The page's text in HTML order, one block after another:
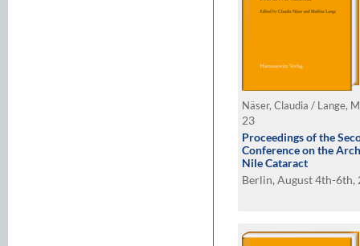
Näser, Claudia / Lange,
23
Proceedings of the
Conference on the
Nile Cataract
Berlin, August 4th-6th,